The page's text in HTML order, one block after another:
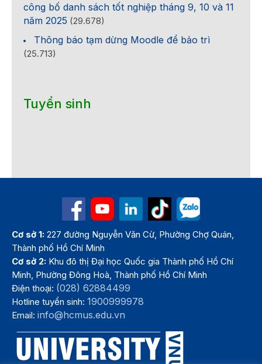
công bố danh sách tốt nghiệp tháng 9, 10 và 11
năm 2025 (29.678)
Thông báo tạm dừng Moodle để bảo trì
(25.713)
Tuyển sinh
Cơ sở 1: 227 đường Nguyễn Văn Cừ, Phường Chợ Quán,
Thành phố Hồ Chí Minh
Cơ sở 2: Khu đô thị Đại học Quốc gia Thành phố Hồ Chí
Minh, Phường Đông Hoà, Thành phố Hồ Chí Minh
Điện thoại: (028) 62884499
Hotline tuyển sinh:1900999978
Email:info@hcmus.edu.vn